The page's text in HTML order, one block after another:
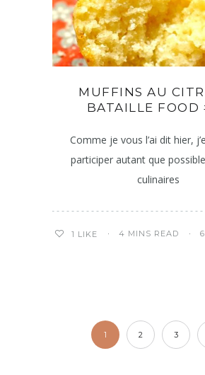
MUFFINS AU
BATAILLE FOOD
Comme je vous l’ai dit hier,
participer autant que
culinaires
1 LIKE 4 MINS READ
1 2 3